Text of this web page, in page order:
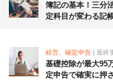
簿記の基本！三分
定科目が変わる記
経営、確定申告 | 最終
基礎控除が最大95
定申告で確実に押